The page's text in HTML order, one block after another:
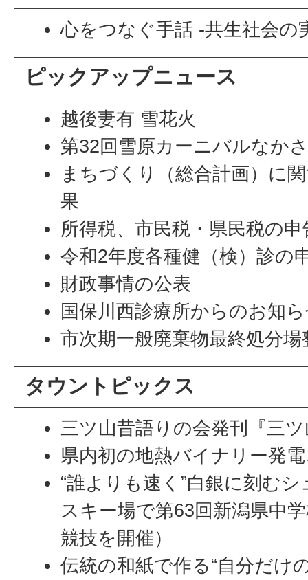
心をつなぐ手話 -共生社会の
ピックアップニュース
越後妻有 雪花火
第32回雪原カーニバルなか
まちづくり（総合計画）に
果
所得税、市民税・県民税の申
令和2年度各種健（検）診の
財政事情の公表
国保川西診療所からのお知
市次期一般廃棄物最終処分場
タウントピックス
三ツ山昔語りの会発刊『三
県内初の地熱バイナリー発
“誰よりも速く”白銀に刻む
スキー場で第63回新潟県中
競技を開催）
伝統の和紙で作る“自分だけ